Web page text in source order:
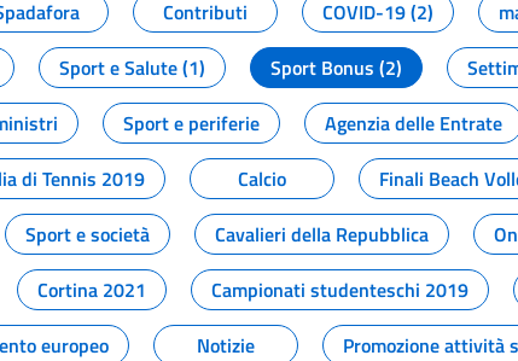
Contributi COVID-19 (2)
Sport e Salute (1) Sport Bonus (2)
Sport e periferie Agenzia delle Entrate
di Tennis 2019 Calcio Finali Beach
Sport e società Cavalieri della Repubblica
Cortina 2021 Campionati studenteschi 2019
europeo Notizie Promozione attività